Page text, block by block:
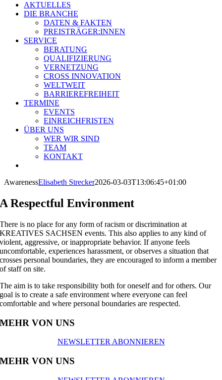
AKTUELLES
DIE BRANCHE
DATEN & FAKTEN
PREISTRÄGER:INNEN
SERVICE
BERATUNG
QUALIFIZIERUNG
VERNETZUNG
CROSS INNOVATION
WELTWEIT
BARRIEREFREIHEIT
TERMINE
EVENTS
EINREICHFRISTEN
ÜBER UNS
WER WIR SIND
TEAM
KONTAKT
AwarenessElisabeth Strecker2026-03-03T13:06:45+01:00
A Respectful Environment
There is no place for any form of racism or discrimination at
KREATIVES SACHSEN events. This also applies to any kind of
violent, aggressive, or inappropriate behavior. If anyone feels
uncomfortable, experiences harassment, or observes a situation that
crosses personal boundaries, they are encouraged to inform a member
of staff on site.
The aim is to take responsibility both for oneself and for others. Our
goal is to create a safe environment where everyone can feel
comfortable and where personal boundaries are respected.
MEHR VON UNS
NEWSLETTER ABONNIEREN
MEHR VON UNS